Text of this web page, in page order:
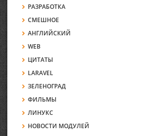
РАЗРАБОТКА
СМЕШНОЕ
АНГЛИЙСКИЙ
WEB
ЦИТАТЫ
LARAVEL
ЗЕЛЕНОГРАД
ФИЛЬМЫ
ЛИНУКС
НОВОСТИ МОДУЛЕЙ